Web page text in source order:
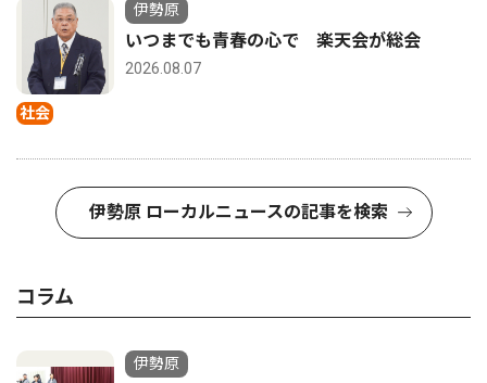
社会
伊勢原
いつまでも青春の心で 楽天会が総会
2026.08.07
伊勢原 ローカルニュースの記事を検索
コラム
伊勢原